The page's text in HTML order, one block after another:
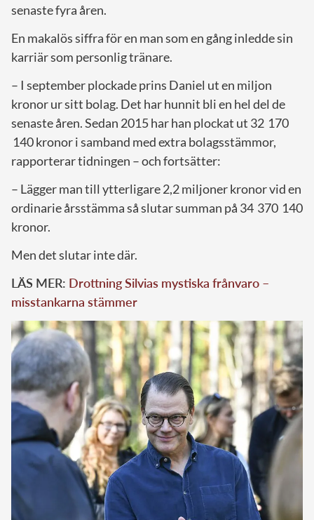
senaste fyra åren.
En makalös siffra för en man som en gång inledde sin
karriär som personlig tränare.
– I september plockade prins Daniel ut en miljon
kronor ur sitt bolag. Det har hunnit bli en hel del de
senaste åren. Sedan 2015 har han plockat ut 32 170
140 kronor i samband med extra bolagsstämmor,
rapporterar tidningen – och fortsätter:
– Lägger man till ytterligare 2,2 miljoner kronor vid en
ordinarie årsstämma så slutar summan på 34 370 140
kronor.
Men det slutar inte där.
LÄS MER: Drottning Silvias mystiska frånvaro –
misstankarna stämmer